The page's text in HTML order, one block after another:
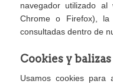
navegador utilizado
Chrome o Firefox),
consultadas dentro de
Cookies y
Usamos cookies para